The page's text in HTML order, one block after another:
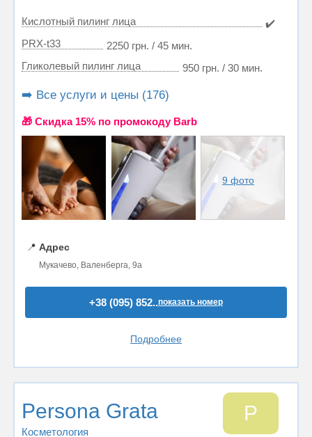
Кислотный пилинг лица
✔️
PRX-t33
2250 грн. / 45 мин.
Гликолевый пилинг лица
950 грн. / 30 мин.
➡️ Все услуги и цены (176)
🎁 Cкидка 15% по промокоду Barb
9 фото
📍 Адрес
Мукачево, Валенберга, 9а
+38 (095) 852..показать номер
Подробнее
Persona Grata
Косметология
P